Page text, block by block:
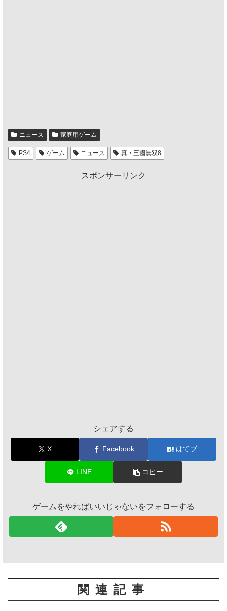
ニュース 家庭用ゲーム
PS4 ゲーム ニュース 真・三國無双8
スポンサーリンク
シェアする
X Facebook はてブ
LINE コピー
ゲームをやればいいじゃないをフォローする
関連記事